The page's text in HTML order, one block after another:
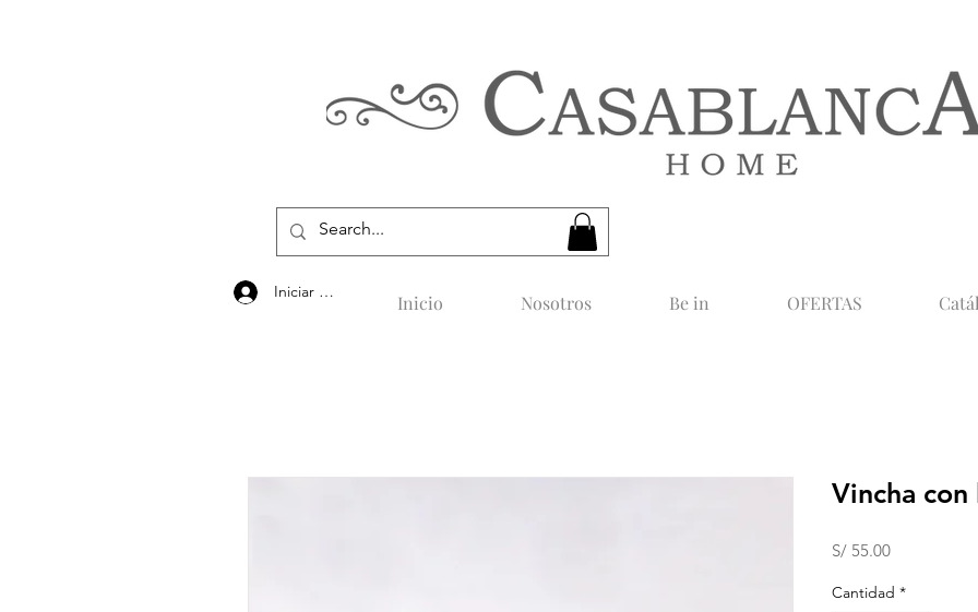
Iniciar sesión Inicio Nosotros Be in OFERTAS
Vincha con
S/ 55.00Precio
Cantidad *